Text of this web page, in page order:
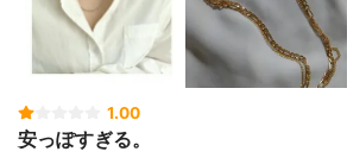
1.00
安っぽすぎる。